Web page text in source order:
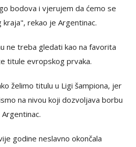
bodova i vjerujem da ćemo se
rekao je Argentinac.
ne treba gledati kao na favorita
titule evropskog prvaka.
želimo titulu u Ligi šampiona, jer
na nivou koji dozvoljava borbu
godine neslavno okončala